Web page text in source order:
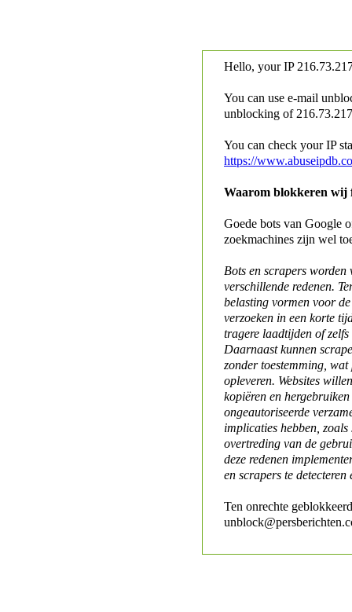
Hello, your IP
You can use e-mail
unblocking of
You can check your IP
https://
Waarom blokkeren wij
Goede bots van Google
zoekmachines zijn wel
Bots en scrapers worden
verschillende redenen.
belasting vormen voor
verzoeken in een korte
tragere laadtijden of
Daarnaast kunnen
zonder toestemming,
opleveren. Websites
kopiëren en
ongeautoriseerde
implicaties hebben,
overtreding van de
deze redenen
en scrapers te detecteren
Ten onrechte